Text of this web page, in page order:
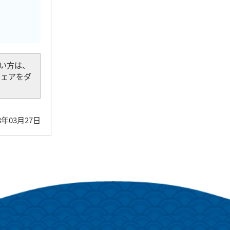
は、
アをダ
03月27日